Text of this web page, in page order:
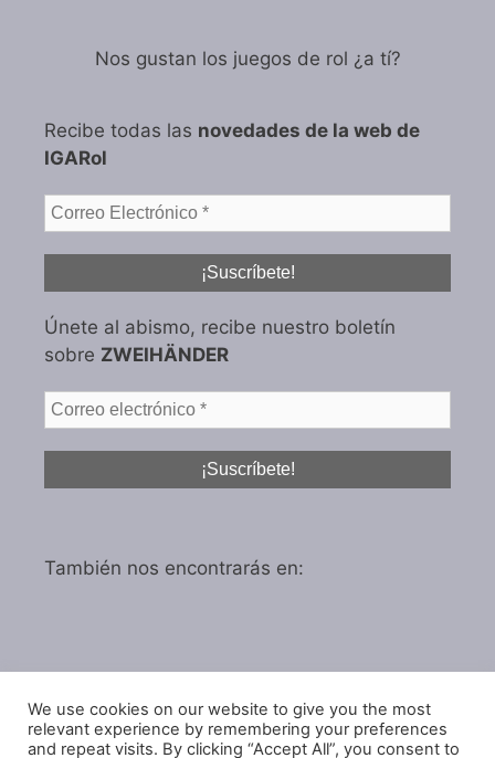
Nos gustan los juegos de rol ¿a tí?
Recibe todas las novedades de la web de
IGARol
Únete al abismo, recibe nuestro boletín
sobre ZWEIHÄNDER
También nos encontrarás en:
Política de privacidad
Política de cookies
We use cookies on our website to give you the most
relevant experience by remembering your preferences
and repeat visits. By clicking “Accept All”, you consent to